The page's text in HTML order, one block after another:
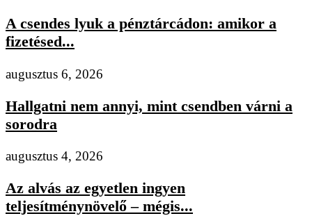
A csendes lyuk a pénztárcádon: amikor a
fizetésed...
augusztus 6, 2026
Hallgatni nem annyi, mint csendben várni a
sorodra
augusztus 4, 2026
Az alvás az egyetlen ingyen
teljesítménynövelő – mégis...